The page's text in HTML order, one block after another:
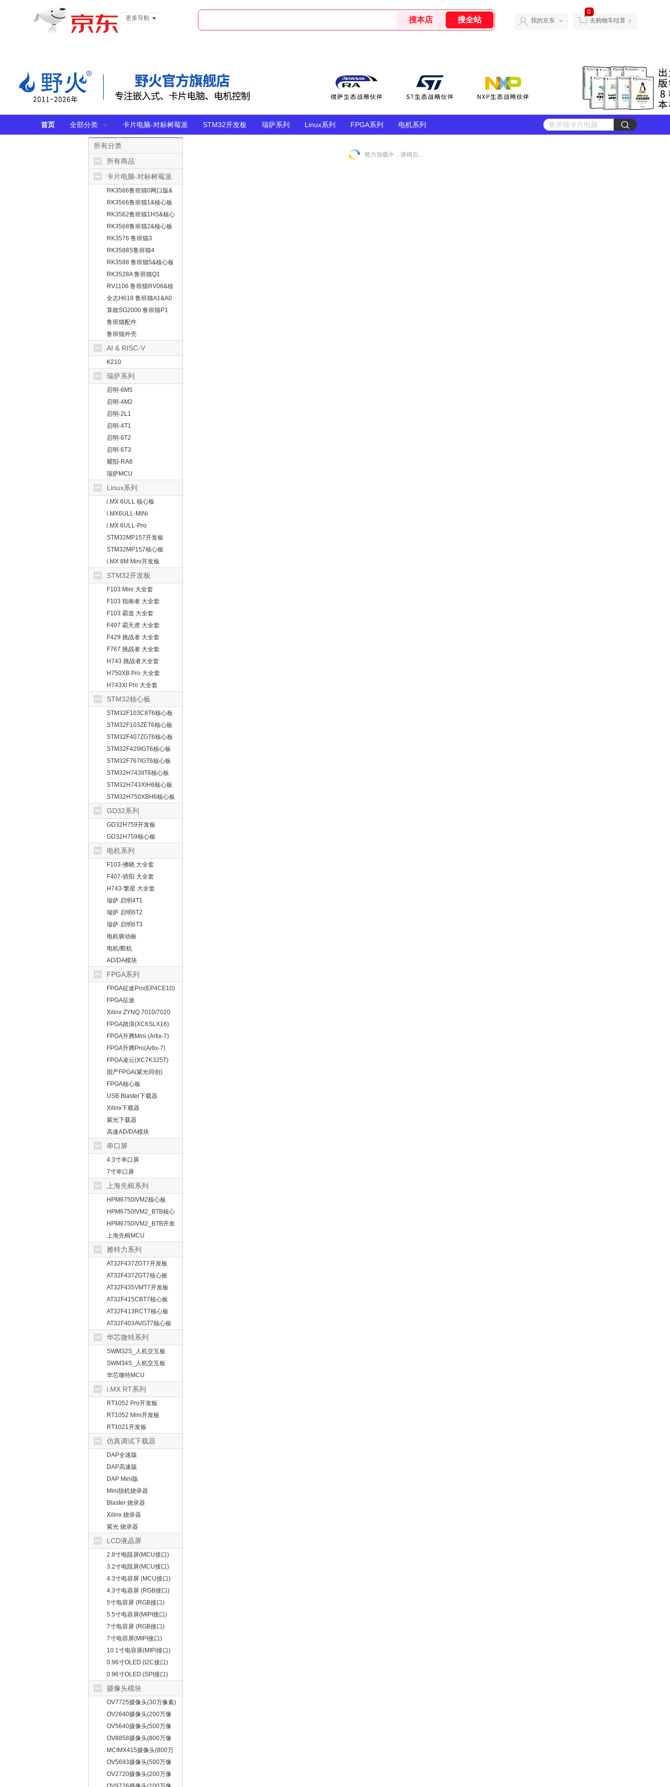
更多导航
我的京东
0
去购物车结算
首页 全部分类 卡片电脑-对标树莓派 STM32开发板 瑞萨系列 Linux系列 FPGA系列 电机系列
所有分类
所有商品
卡片电脑-对标树莓派
RK3566鲁班猫0网口版&
无线版
RK3566鲁班猫1&核心板
RK3562鲁班猫1HS&核心
板
RK3568鲁班猫2&核心板
RK3576 鲁班猫3
RK3588S鲁班猫4
RK3588 鲁班猫5&核心板
RK3528A 鲁班猫Q1
RV1106 鲁班猫RV06&核
心板
全志H618 鲁班猫A1&A0
算能SG2000 鲁班猫P1
鲁班猫配件
鲁班猫外壳
AI & RISC-V
K210
瑞萨系列
启明-6M5
启明-4M2
启明-2L1
启明-4T1
启明-6T2
启明-6T3
耀阳-RA8
瑞萨MCU
Linux系列
i.MX 6ULL 核心板
i.MX6ULL-MiNi
i.MX 6ULL-Pro
STM32MP157开发板
STM32MP157核心板
i.MX 8M Mini开发板
STM32开发板
F103 Mini 大全套
F103 指南者 大全套
F103 霸道 大全套
F407 霸天虎 大全套
F429 挑战者 大全套
F767 挑战者 大全套
H743 挑战者大全套
H750XB Pro 大全套
H743XI Pro 大全套
STM32核心板
STM32F103C8T6核心板
STM32F103ZET6核心板
STM32F407ZGT6核心板
STM32F429IGT6核心板
STM32F767IGT6核心板
STM32H743IIT6核心板
STM32H743XIH6核心板
STM32H750XBH6核心板
GD32系列
GD32H759开发板
GD32H759核心板
电机系列
F103-拂晓 大全套
F407-骄阳 大全套
H743-繁星 大全套
瑞萨 启明4T1
瑞萨 启明6T2
瑞萨 启明6T3
电机驱动板
电机/舵机
AD/DA模块
FPGA系列
FPGA征途Pro(EP4CE10)
FPGA征途
Mini(EP4CE10）
Xilinx ZYNQ 7010/7020
FPGA踏浪(XC6SLX16)
FPGA升腾Mini (Artix-7)
FPGA升腾Pro(Artix-7)
FPGA凌云(XC7K325T)
国产FPGA(紫光同创)
FPGA核心板
USB Blaster下载器
Xilinx下载器
紫光下载器
高速AD/DA模块
串口屏
4.3寸串口屏
7寸串口屏
上海先楫系列
HPM6750IVM2核心板
HPM6750IVM2_BTB核心
板
HPM6750IVM2_BTB开发
板
上海先楫MCU
雅特力系列
AT32F437ZGT7开发板
AT32F437ZGT7核心板
AT32F435VMT7开发板
AT32F415CBT7核心板
AT32F413RCT7核心板
AT32F403AVGT7核心板
华芯微特系列
SWM32S_人机交互板
SWM34S_人机交互板
华芯微特MCU
i.MX RT系列
RT1052 Pro开发板
RT1052 Mini开发板
RT1021开发板
仿真调试下载器
DAP全速版
DAP高速版
DAP Mini版
Mini脱机烧录器
Blaster 烧录器
Xilinx 烧录器
紫光 烧录器
LCD液晶屏
2.8寸电阻屏(MCU接口)
3.2寸电阻屏(MCU接口)
4.3寸电容屏 (MCU接口)
4.3寸电容屏 (RGB接口)
5寸电容屏 (RGB接口)
5.5寸电容屏(MIPI接口)
7寸电容屏 (RGB接口)
7寸电容屏(MIPI接口)
10.1寸电容屏(MIPI接口)
0.96寸OLED (I2C接口)
0.96寸OLED (SPI接口)
摄像头模块
OV7725摄像头(30万像素)
OV2640摄像头(200万像
素)
OV5640摄像头(500万像
素)
OV8858摄像头(800万像
素)
MCIMX415摄像头(800万
像素)
OV5693摄像头(500万像
素)
OV2720摄像头(200万像
努力加载中，请稍后...